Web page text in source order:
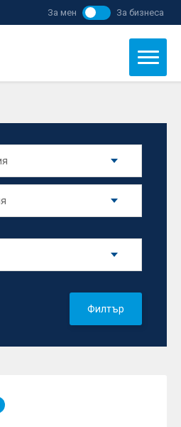
За мен За бизнеса
Филтър